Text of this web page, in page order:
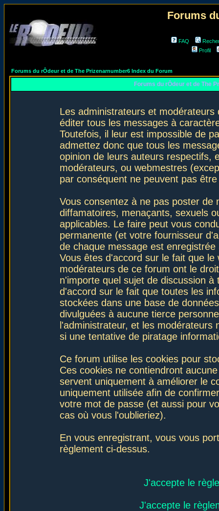
Forums
FAQ
Profil
Forums du rÔdeur et de The Prizenarnumber6 Index du Forum
Forums du rÔdeur et de The
Les administrateurs et
éditer tous les messages à
Toutefois, il leur est impossible de
admettez donc que tous les
opinion de leurs auteurs respectifs,
modérateurs, ou webmestres
par conséquent ne peuvent pas
Vous consentez à ne pas poster de
diffamatoires, menaçants, sexuels
applicables. Le faire peut vous
permanente (et votre fournisseur
de chaque message est
Vous êtes d'accord sur le fait que
modérateurs de ce forum ont le
n'importe quel sujet de discussion
d'accord sur le fait que toutes les
stockées dans une base de
divulguées à aucune tierce
l'administrateur, et les
si une tentative de piratage
Ce forum utilise les cookies pour
Ces cookies ne contiendront
servent uniquement à améliorer le
uniquement utilisée afin de
votre mot de passe (et aussi pour
cas où vous l'oublieriez).
En vous enregistrant, vous vous
règlement ci-dessus.
J'accepte le
J'accepte le